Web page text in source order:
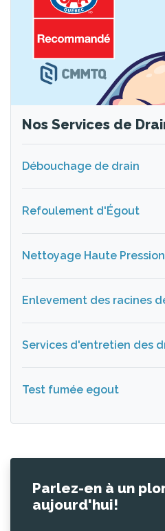
Nos Services de
Débouchage de drain
Refoulement d'Égout
Nettoyage Haute Pression
Enlevement des racines
Services d'entretien des
Test fumée egout
Parlez-en à un
aujourd'hui!